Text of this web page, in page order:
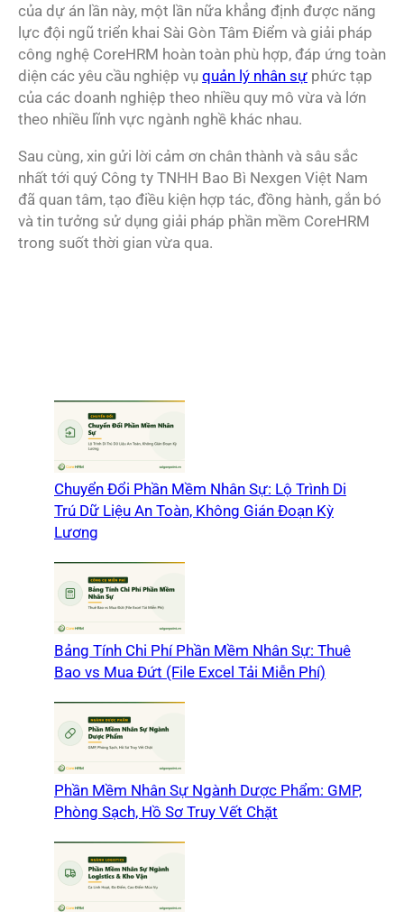
của dự án lần này, một lần nữa khẳng định được năng
lực đội ngũ triển khai Sài Gòn Tâm Điểm và giải pháp
công nghệ CoreHRM hoàn toàn phù hợp, đáp ứng toàn
diện các yêu cầu nghiệp vụ quản lý nhân sự phức tạp
của các doanh nghiệp theo nhiều quy mô vừa và lớn
theo nhiều lĩnh vực ngành nghề khác nhau.
Sau cùng, xin gửi lời cảm ơn chân thành và sâu sắc
nhất tới quý Công ty TNHH Bao Bì Nexgen Việt Nam
đã quan tâm, tạo điều kiện hợp tác, đồng hành, gắn bó
và tin tưởng sử dụng giải pháp phần mềm CoreHRM
trong suốt thời gian vừa qua.
Chuyển Đổi Phần Mềm Nhân Sự: Lộ Trình Di
Trú Dữ Liệu An Toàn, Không Gián Đoạn Kỳ
Lương
Bảng Tính Chi Phí Phần Mềm Nhân Sự: Thuê
Bao vs Mua Đứt (File Excel Tải Miễn Phí)
Phần Mềm Nhân Sự Ngành Dược Phẩm: GMP,
Phòng Sạch, Hồ Sơ Truy Vết Chặt